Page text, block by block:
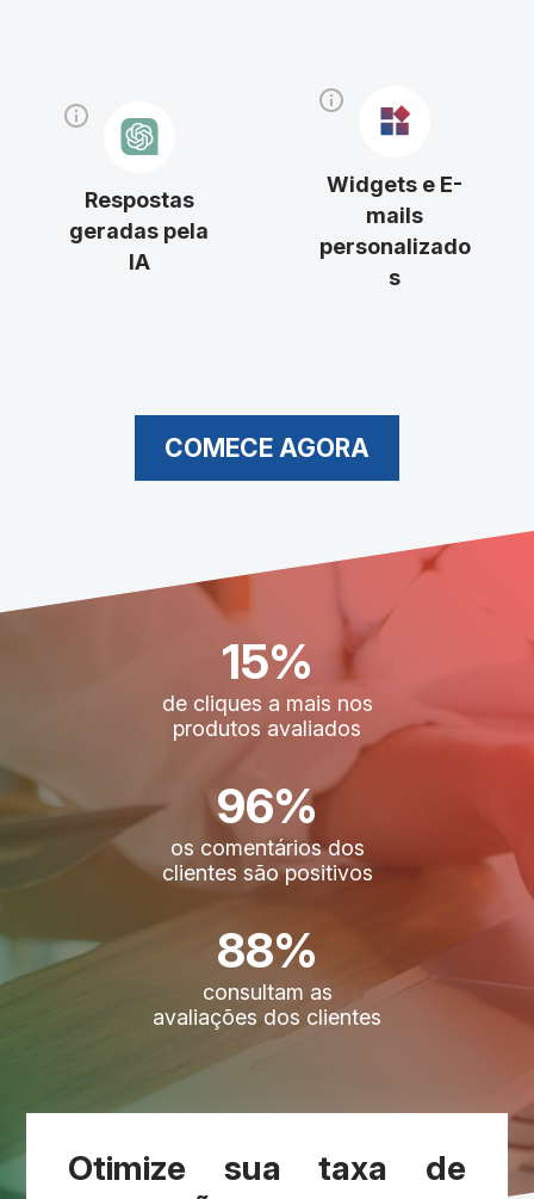
Respostas
geradas pela
IA
Widgets e E-
mails
personalizado
s
COMECE AGORA
15%
de cliques a mais nos
produtos avaliados
96%
os comentários dos
clientes são positivos
88%
consultam as
avaliações dos clientes
Otimize sua taxa de